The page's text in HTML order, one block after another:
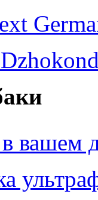
вашем